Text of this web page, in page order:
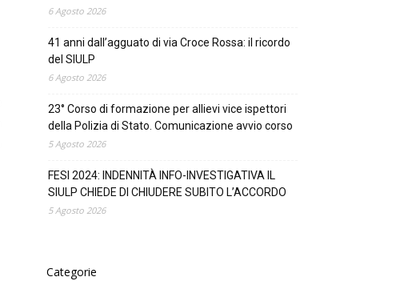
6 Agosto 2026
41 anni dall’agguato di via Croce Rossa: il ricordo
del SIULP
6 Agosto 2026
23° Corso di formazione per allievi vice ispettori
della Polizia di Stato. Comunicazione avvio corso
5 Agosto 2026
FESI 2024: INDENNITÀ INFO-INVESTIGATIVA IL
SIULP CHIEDE DI CHIUDERE SUBITO L’ACCORDO
5 Agosto 2026
Categorie